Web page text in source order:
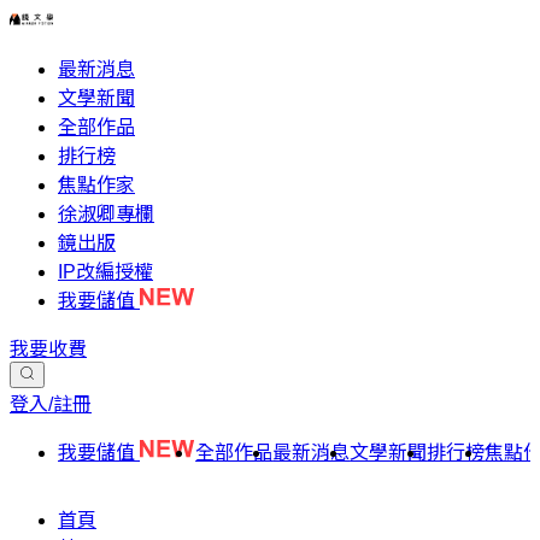
最新消息
文學新聞
全部作品
排行榜
焦點作家
徐淑卿專欄
鏡出版
IP改編授權
我要儲值
我要收費
登入/註冊
我要儲值 全部作品最新消息文學新聞排行榜焦點
首頁